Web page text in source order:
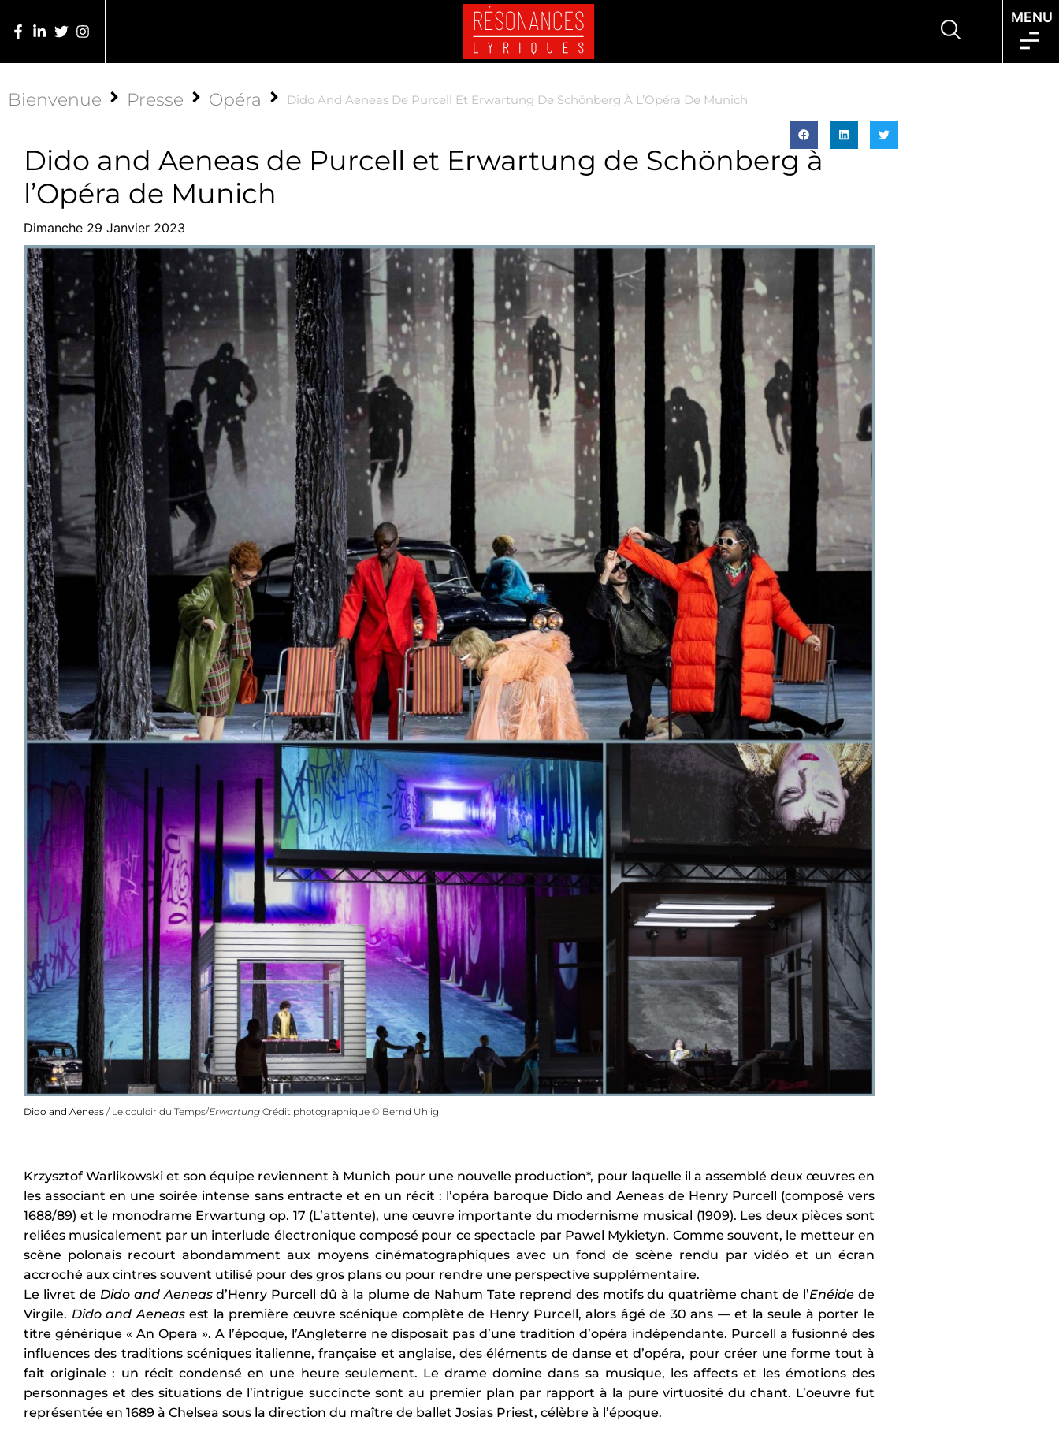
MENU
Bienvenue Presse Opéra Dido And Aeneas De Purcell Et Erwartung De Schönberg À L’Opéra De Munich
Dido and Aeneas de Purcell et Erwartung de Schönberg à
l’Opéra de Munich
Dimanche 29 Janvier 2023
Dido and Aeneas / Le couloir du Temps/Erwartung Crédit photographique © Bernd Uhlig
Krzysztof Warlikowski et son équipe reviennent à Munich pour une nouvelle production*, pour laquelle il a assemblé deux œuvres en
les associant en une soirée intense sans entracte et en un récit : l’opéra baroque Dido and Aeneas de Henry Purcell (composé vers
1688/89) et le monodrame Erwartung op. 17 (L’attente), une œuvre importante du modernisme musical (1909). Les deux pièces sont
reliées musicalement par un interlude électronique composé pour ce spectacle par Pawel Mykietyn. Comme souvent, le metteur en
scène polonais recourt abondamment aux moyens cinématographiques avec un fond de scène rendu par vidéo et un écran
accroché aux cintres souvent utilisé pour des gros plans ou pour rendre une perspective supplémentaire.
Le livret de Dido and Aeneasd’Henry Purcell dû à la plume de Nahum Tate reprend des motifs du quatrième chant de l’Enéide de
Virgile. Dido and Aeneasest la première œuvre scénique complète de Henry Purcell, alors âgé de 30 ans — et la seule à porter le
titre générique « An Opera ». A l’époque, l’Angleterre ne disposait pas d’une tradition d’opéra indépendante. Purcell a fusionné des
influences des traditions scéniques italienne, française et anglaise, des éléments de danse et d’opéra, pour créer une forme tout à
fait originale : un récit condensé en une heure seulement. Le drame domine dans sa musique, les affects et les émotions des
personnages et des situations de l’intrigue succincte sont au premier plan par rapport à la pure virtuosité du chant. L’oeuvre fut
représentée en 1689 à Chelsea sous la direction du maître de ballet Josias Priest, célèbre à l’époque.